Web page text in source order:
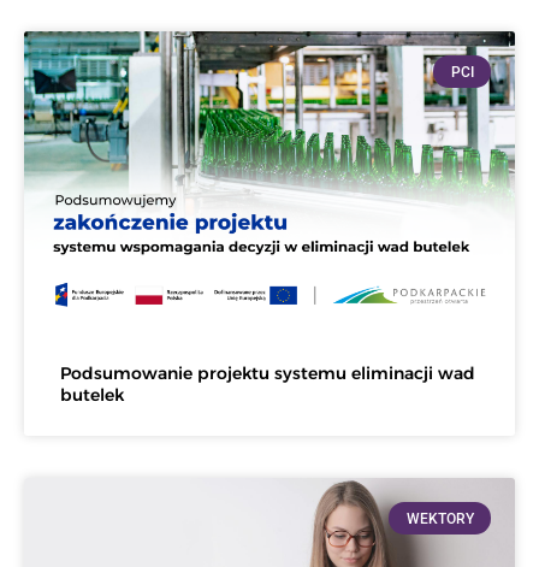
PCI
Podsumowanie projektu systemu eliminacji wad
butelek
WEKTORY